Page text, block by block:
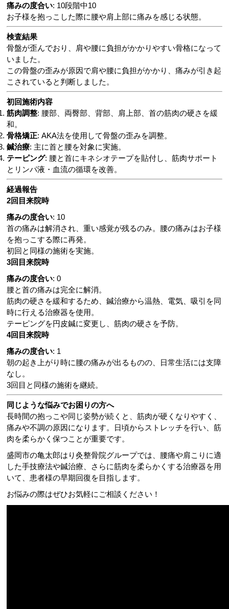
痛みの度合い: 10段階中10
お子様を抱っこした際に腰や肩上部に痛みを感じる状態。
検査結果
骨盤が歪んでおり、肩や腰に負担がかかりやすい骨格になって
いました。
この骨盤の歪みが原因で肩や腰に負担がかかり、痛みが引き起
こされていると判断しました。
初回施術内容
筋肉調整: 腰部、両臀部、背部、肩上部、首の筋肉の硬さを緩
和。
骨格矯正: AKA法を使用して骨盤の歪みを調整。
鍼治療: 主に首と腰を対象に実施。
テーピング: 腰と首にキネシオテープを貼付し、筋肉サポート
とリンパ液・血流の循環を改善。
経過報告
2回目来院時
痛みの度合い: 10
首の痛みは解消され、重い感覚が残るのみ。腰の痛みはお子様
を抱っこする際に再発。
初回と同様の施術を実施。
3回目来院時
痛みの度合い: 0
腰と首の痛みは完全に解消。
筋肉の硬さを緩和するため、鍼治療から温熱、電気、吸引を同
時に行える治療器を使用。
テーピングを円皮鍼に変更し、筋肉の硬さを予防。
4回目来院時
痛みの度合い: 1
朝の起き上がり時に腰の痛みが出るものの、日常生活には支障
なし。
3回目と同様の施術を継続。
同じような悩みでお困りの方へ
長時間の抱っこや同じ姿勢が続くと、筋肉が硬くなりやすく、
痛みや不調の原因になります。日頃からストレッチを行い、筋
肉を柔らかく保つことが重要です。
盛岡市の亀太郎はり灸整骨院グループでは、腰痛や肩こりに適
した手技療法や鍼治療、さらに筋肉を柔らかくする治療器を用
いて、患者様の早期回復を目指します。
お悩みの際はぜひお気軽にご相談ください！